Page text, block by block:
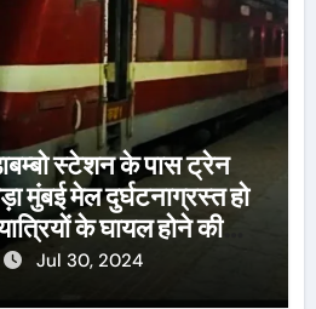
स्टेशन के पास ट्रेन
मुंबई मेल दुर्घटनाग्रस्त हो
के घायल होने की
पदाधिकारी
Jul 30, 2024